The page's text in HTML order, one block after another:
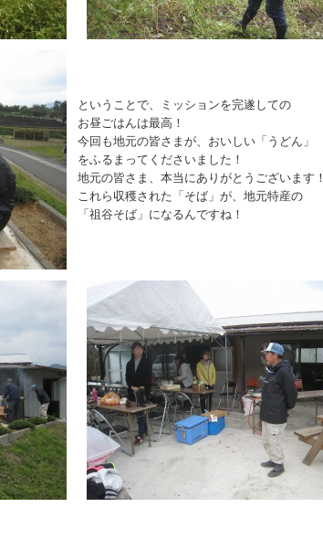
ということで、ミッションを完遂しての
お昼ごはんは最高！
今回も地元の皆さまが、おいしい「うどん」
をふるまってくださいました！
地元の皆さま、本当にありがとうございます！
これら収穫された「そば」が、地元特産の
「祖谷そば」になるんですね！